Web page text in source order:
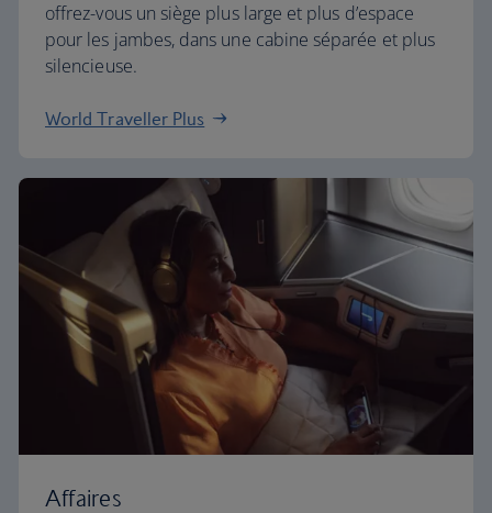
offrez-vous un siège plus large et plus d’espace
pour les jambes, dans une cabine séparée et plus
silencieuse.
World Traveller Plus
Affaires